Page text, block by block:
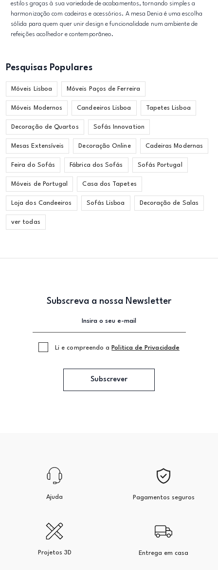
estilos graças à sua variedade de acabamentos, tornando simples a
harmonização com cadeiras e acessórios. A mesa Denia é uma escolha
sólida para quem quer unir design e funcionalidade num ambiente de
refeições acolhedor e contemporâneo.
Pesquisas Populares
Móveis Lisboa Móveis Paços de Ferreira
Móveis Modernos Candeeiros Lisboa Tapetes Lisboa
Decoração de Quartos Sofás Innovation
Mesas Extensíveis Decoração Online Cadeiras Modernas
Feira do Sofás Fábrica dos Sofás Sofás Portugal
Móveis de Portugal Casa dos Tapetes
Loja dos Candeeiros Sofás Lisboa Decoração de Salas
ver todas
Subscreva a nossa Newsletter
Li e compreendo a Politica de Privacidade
Subscrever
Ajuda Pagamentos seguros
Projetos 3D Entrega em casa